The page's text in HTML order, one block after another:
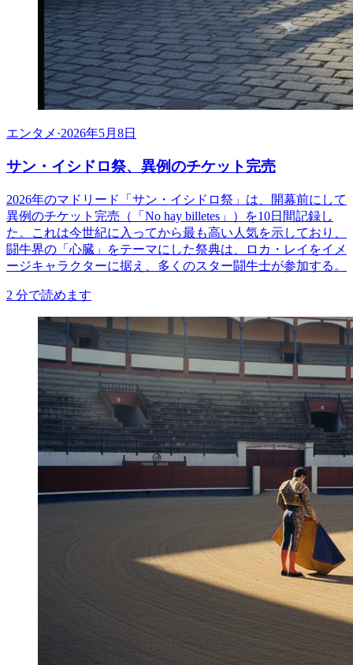
エンタメ ·2026年5月8日
サン・イシドロ祭、異例のチケット完売
2026年のマドリード「サン・イシドロ祭」は、開幕前にして
異例のチケット完売（「No hay billetes」）を10日間記録し
た。これは今世紀に入ってから最も高い人気を示しており、
闘牛界の「心臓」をテーマにした祭典は、ロカ・レイをイメ
ージキャラクターに据え、多くのスター闘牛士が参加する。
2 分で読めます